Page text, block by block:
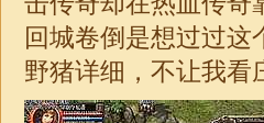
回城卷倒是想过过这
野猪详细，不让我看